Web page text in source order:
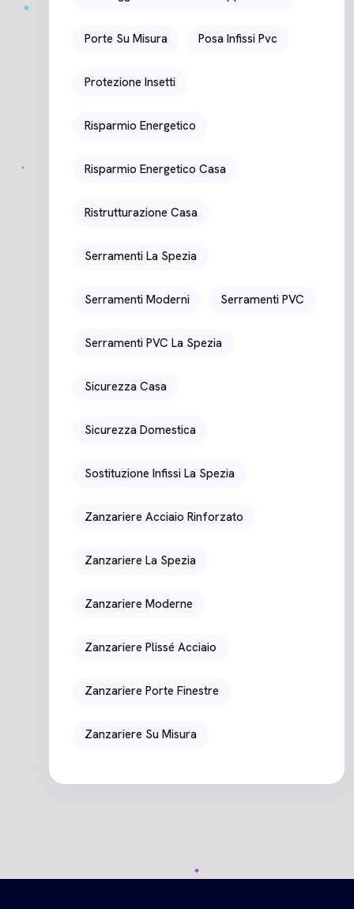
Porte Su Misura Posa Infissi Pvc
Protezione Insetti
Risparmio Energetico
Risparmio Energetico Casa
Ristrutturazione Casa
Serramenti La Spezia
Serramenti Moderni Serramenti PVC
Serramenti PVC La Spezia
Sicurezza Casa
Sicurezza Domestica
Sostituzione Infissi La Spezia
Zanzariere Acciaio Rinforzato
Zanzariere La Spezia
Zanzariere Moderne
Zanzariere Plissé Acciaio
Zanzariere Porte Finestre
Zanzariere Su Misura